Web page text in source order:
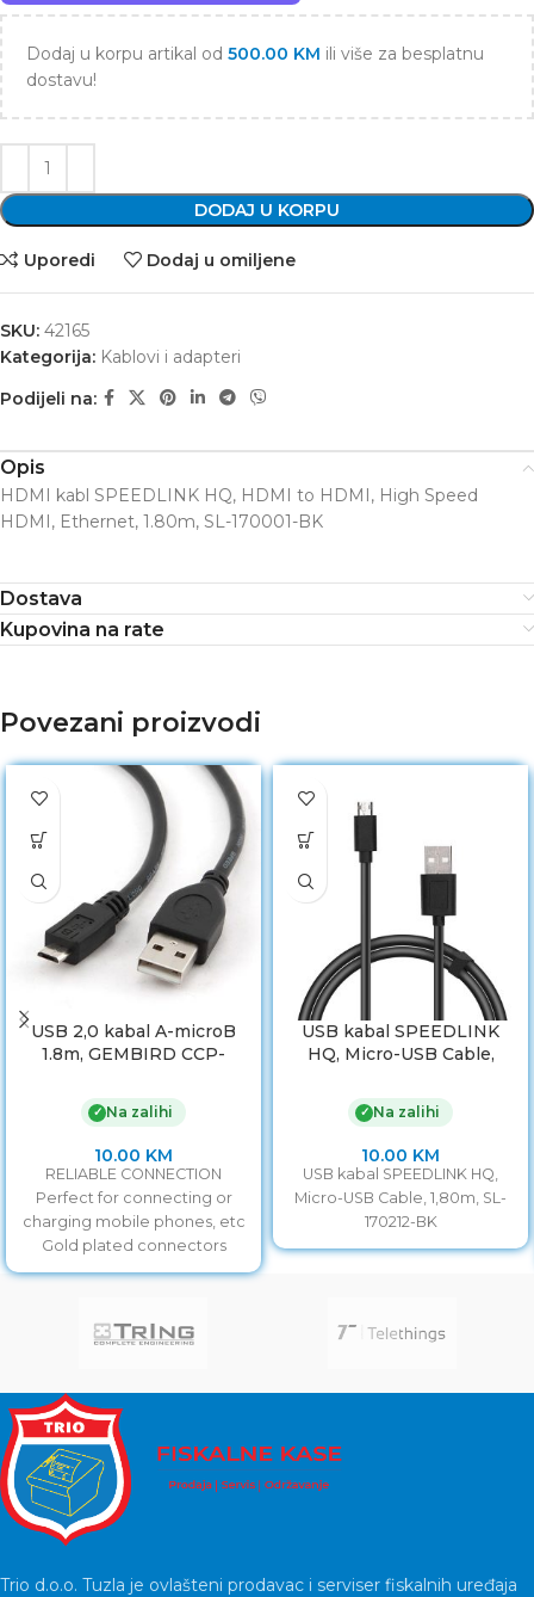
Dodaj u korpu artikal od 500.00 KM ili više za besplatnu
dostavu!
DODAJ U KORPU
Uporedi Dodaj u omiljene
SKU: 42165
Kategorija: Kablovi i adapteri
Podijeli na:
Opis
HDMI kabl SPEEDLINK HQ, HDMI to HDMI, High Speed
HDMI, Ethernet, 1.80m, SL-170001-BK
Dostava
Kupovina na rate
Povezani proizvodi
USB 2,0 kabal A-microB
1.8m, GEMBIRD CCP-
✓ Na zalihi
10.00 KM
RELIABLE CONNECTION
Perfect for connecting or
charging mobile phones, etc
Gold plated connectors
USB kabal SPEEDLINK
HQ, Micro-USB Cable,
✓ Na zalihi
10.00 KM
USB kabal SPEEDLINK HQ,
Micro-USB Cable, 1,80m, SL-
170212-BK
Trio d.o.o. Tuzla je ovlašteni prodavac i serviser fiskalnih uređaja